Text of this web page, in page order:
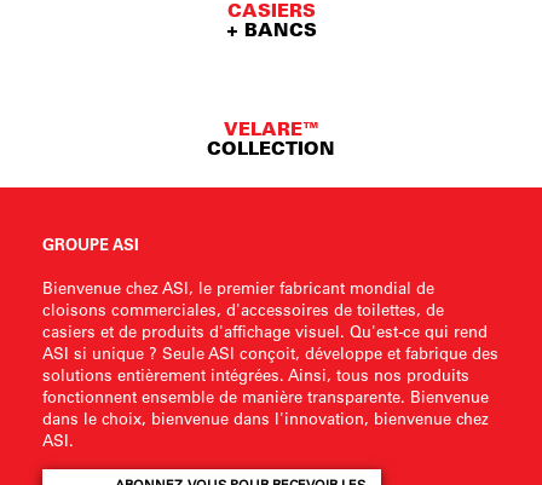
CASIERS
+ BANCS
VELARE™
COLLECTION
GROUPE ASI
Bienvenue chez ASI, le premier fabricant mondial de
cloisons commerciales, d'accessoires de toilettes, de
casiers et de produits d'affichage visuel. Qu'est-ce qui rend
ASI si unique ? Seule ASI conçoit, développe et fabrique des
solutions entièrement intégrées. Ainsi, tous nos produits
fonctionnent ensemble de manière transparente. Bienvenue
dans le choix, bienvenue dans l'innovation, bienvenue chez
ASI.